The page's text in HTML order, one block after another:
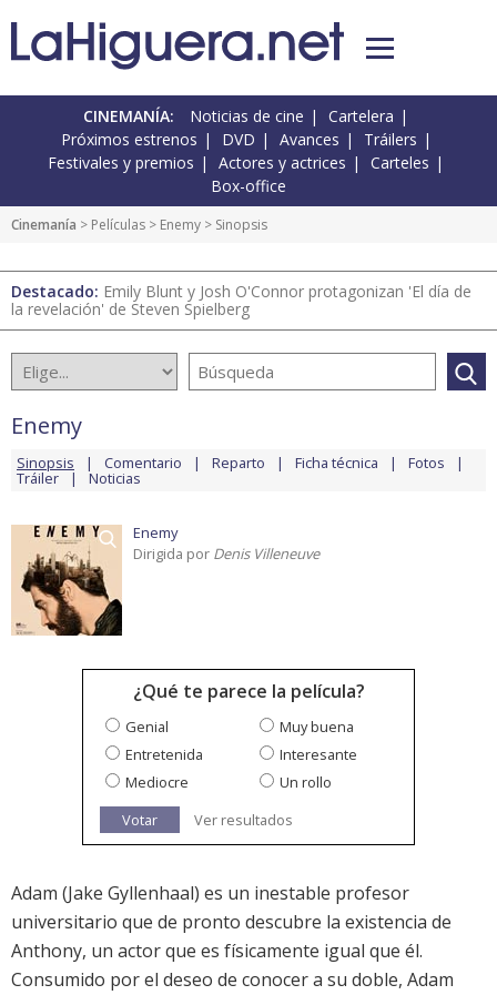
CINEMANÍA: Noticias de cine
Cartelera
Próximos estrenos
DVD Avances
Tráilers
Festivales y premios
Actores y actrices
Carteles
Box-office
Cinemanía > Películas > Enemy > Sinopsis
Destacado: Emily Blunt y Josh O'Connor protagonizan 'El día de
la revelación' de Steven Spielberg
Enemy
Sinopsis Comentario Reparto Ficha técnica Fotos
Tráiler Noticias
Enemy
Dirigida por Denis Villeneuve
¿Qué te parece la película?
Genial
Muy buena
Entretenida
Interesante
Mediocre
Un rollo
Votar
Ver resultados
Adam (Jake Gyllenhaal) es un inestable profesor
universitario que de pronto descubre la existencia de
Anthony, un actor que es físicamente igual que él.
Consumido por el deseo de conocer a su doble, Adam